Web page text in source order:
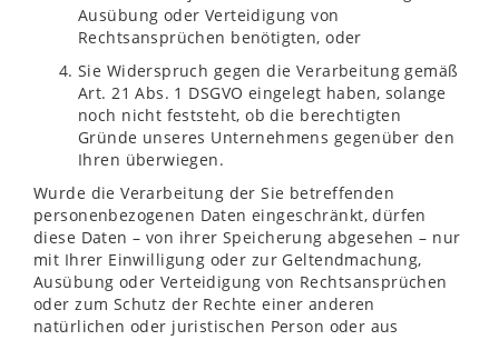
Ausübung oder Verteidigung von
Rechtsansprüchen benötigten, oder
Sie Widerspruch gegen die Verarbeitung gemäß
Art. 21 Abs. 1 DSGVO eingelegt haben, solange
noch nicht feststeht, ob die berechtigten
Gründe unseres Unternehmens gegenüber den
Ihren überwiegen.
Wurde die Verarbeitung der Sie betreffenden
personenbezogenen Daten eingeschränkt, dürfen
diese Daten – von ihrer Speicherung abgesehen – nur
mit Ihrer Einwilligung oder zur Geltendmachung,
Ausübung oder Verteidigung von Rechtsansprüchen
oder zum Schutz der Rechte einer anderen
natürlichen oder juristischen Person oder aus